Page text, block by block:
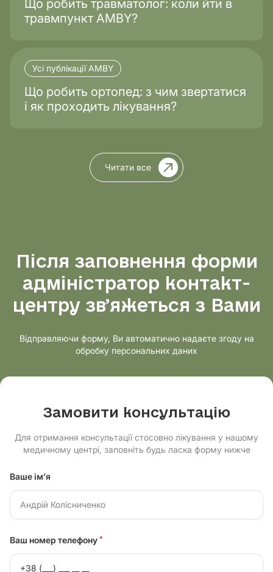
Що робить травматолог: коли йти в
травмпункт AMBY?
Усі публікації AMBY
Що робить ортопед: з чим звертатися
і як проходить лікування?
Читати все
Після заповнення форми
адміністратор контакт-
центру звʼяжеться з Вами
Відправляючи форму, Ви автоматично надаєте згоду на
обробку персональних даних
Замовити консультацію
Для отримання консультації стосовно лікування у нашому
медичному центрі, заповніть будь ласка форму нижче
Ваше ім’я
Ваш номер телефону *